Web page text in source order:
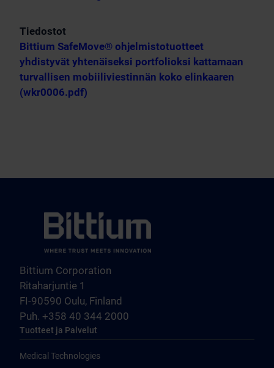
Tiedostot
Bittium SafeMove® ohjelmistotuotteet
yhdistyvät yhtenäiseksi portfolioksi kattamaan
turvallisen mobiiliviestinnän koko elinkaaren
(wkr0006.pdf)
Bittium Corporation
Ritaharjuntie 1
FI-90590 Oulu, Finland
Puh. +358 40 344 2000
Tuotteet ja Palvelut
Medical Technologies